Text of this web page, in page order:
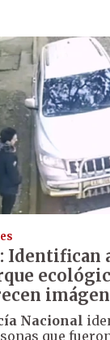
Identifican
Nacional
que